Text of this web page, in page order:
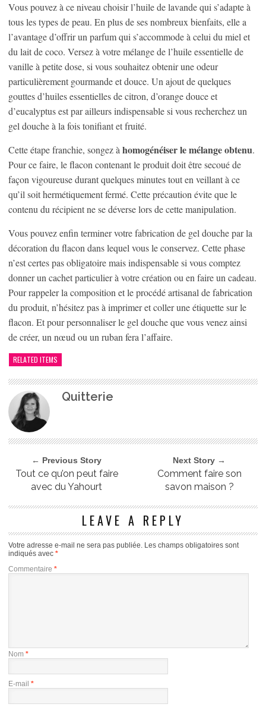
Vous pouvez à ce niveau choisir l’huile de lavande qui s’adapte à
tous les types de peau. En plus de ses nombreux bienfaits, elle a
l’avantage d’offrir un parfum qui s’accommode à celui du miel et
du lait de coco. Versez à votre mélange de l’huile essentielle de
vanille à petite dose, si vous souhaitez obtenir une odeur
particulièrement gourmande et douce. Un ajout de quelques
gouttes d’huiles essentielles de citron, d’orange douce et
d’eucalyptus est par ailleurs indispensable si vous recherchez un
gel douche à la fois tonifiant et fruité.
Cette étape franchie, songez à homogénéiser le mélange obtenu.
Pour ce faire, le flacon contenant le produit doit être secoué de
façon vigoureuse durant quelques minutes tout en veillant à ce
qu’il soit hermétiquement fermé. Cette précaution évite que le
contenu du récipient ne se déverse lors de cette manipulation.
Vous pouvez enfin terminer votre fabrication de gel douche par la
décoration du flacon dans lequel vous le conservez. Cette phase
n’est certes pas obligatoire mais indispensable si vous comptez
donner un cachet particulier à votre création ou en faire un cadeau.
Pour rappeler la composition et le procédé artisanal de fabrication
du produit, n’hésitez pas à imprimer et coller une étiquette sur le
flacon. Et pour personnaliser le gel douche que vous venez ainsi
de créer, un nœud ou un ruban fera l’affaire.
RELATED ITEMS
Quitterie
← Previous Story
Tout ce qu’on peut faire
avec du Yahourt
Next Story →
Comment faire son
savon maison ?
LEAVE A REPLY
Votre adresse e-mail ne sera pas publiée. Les champs obligatoires sont
indiqués avec *
Commentaire *
Nom *
E-mail *